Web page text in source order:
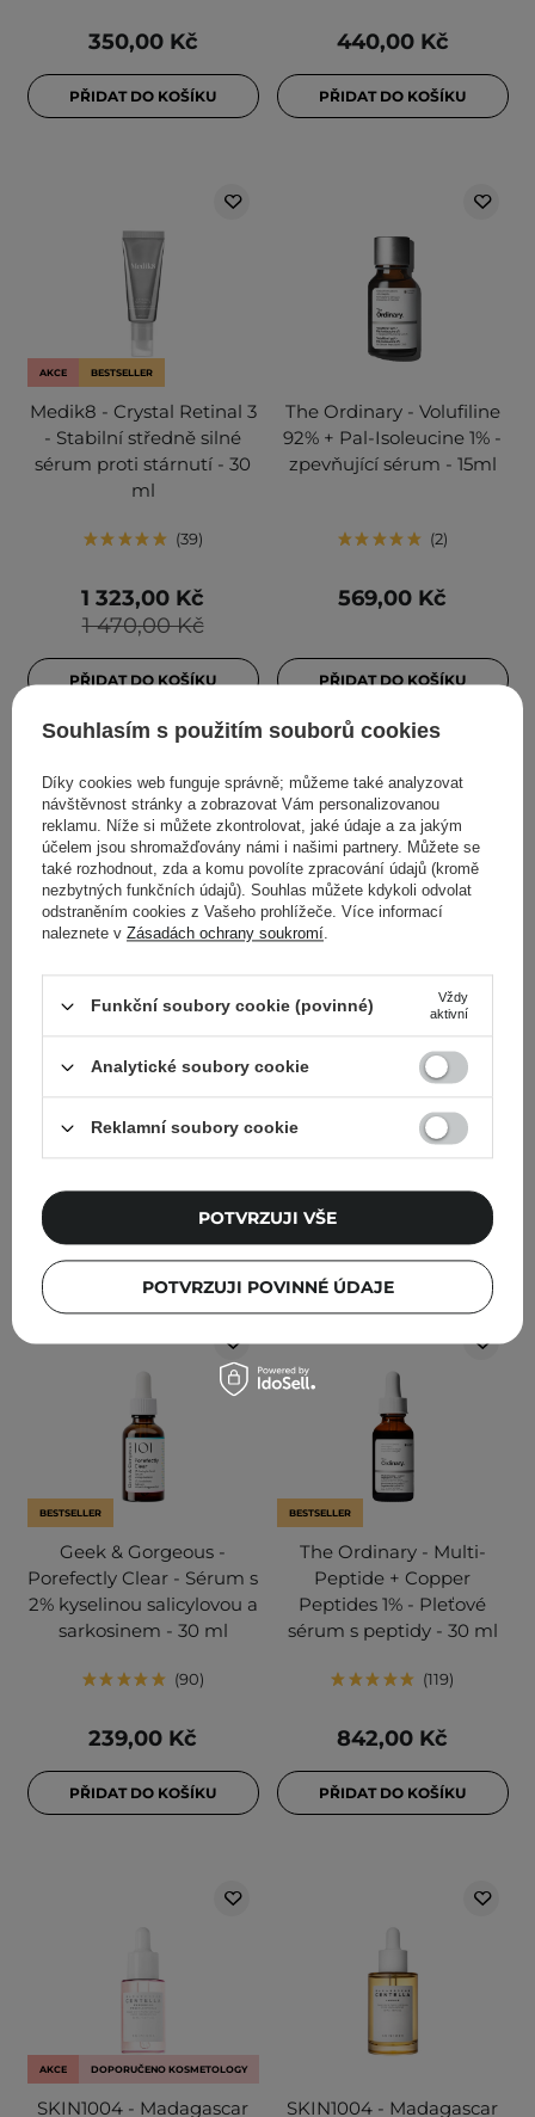
350,00 Kč
PŘIDAT DO KOŠÍKU
440,00 Kč
PŘIDAT DO KOŠÍKU
AKCE BESTSELLER
Medik8 - Crystal Retinal 3
- Stabilní středně silné
sérum proti stárnutí - 30
ml
39
1 470,00 Kč
1 323,00 Kč
PŘIDAT DO KOŠÍKU
The Ordinary - Volufiline
92% + Pal-Isoleucine 1% -
zpevňující sérum - 15ml
2
569,00 Kč
PŘIDAT DO KOŠÍKU
The Ordinary - Argireline
Solution 10% - Sérum s
ARGIRELINE™ - 30 ml
724
Geek & Gorgeous - B-
Bomb - Sérum s
niacinamidem 10 % - 30
181
BESTSELLER
Geek & Gorgeous -
Porefectly Clear - Sérum s
2% kyselinou salicylovou a
sarkosinem - 30 ml
90
239,00 Kč
PŘIDAT DO KOŠÍKU
BESTSELLER
The Ordinary - Multi-
Peptide + Copper
Peptides 1% - Pleťové
sérum s peptidy - 30 ml
119
842,00 Kč
PŘIDAT DO KOŠÍKU
AKCE DOPORUČENO KOSMETOLOGY
SKIN1004 - Madagascar SKIN1004 - Madagascar
Souhlasím s použitím souborů cookies
Díky cookies web funguje správně; můžeme také analyzovat
návštěvnost stránky a zobrazovat Vám personalizovanou
reklamu. Níže si můžete zkontrolovat, jaké údaje a za jakým
účelem jsou shromažďovány námi i našimi partnery. Můžete se
také rozhodnout, zda a komu povolíte zpracování údajů (kromě
nezbytných funkčních údajů). Souhlas můžete kdykoli odvolat
odstraněním cookies z Vašeho prohlížeče. Více informací
naleznete v Zásadách ochrany soukromí.
Funkční soubory cookie (povinné)
Vždy
aktivní
Analytické soubory cookie
Reklamní soubory cookie
POTVRZUJI POVINNÉ ÚDAJE
POTVRZUJI VŠE